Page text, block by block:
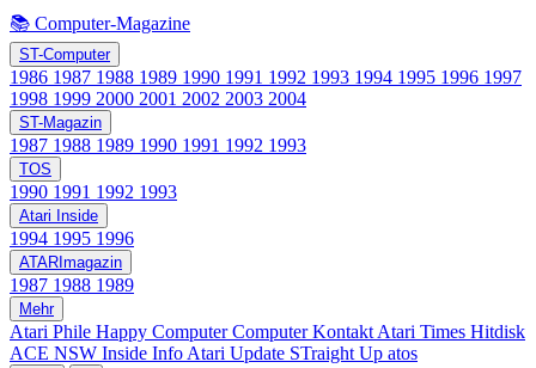
📚 Computer-Magazine
ST-Computer
1986 1987 1988 1989 1990 1991 1992 1993 1994 1995 1996 1997
1998 1999 2000 2001 2002 2003 2004
ST-Magazin
1987 1988 1989 1990 1991 1992 1993
TOS
1990 1991 1992 1993
Atari Inside
1994 1995 1996
ATARImagazin
1987 1988 1989
Mehr
Atari Phile Happy ComputerComputer Kontakt Atari Times Hitdisk
ACE NSW Inside Info Atari Update STraight Up atos